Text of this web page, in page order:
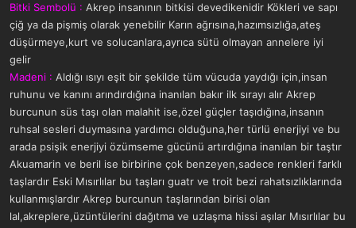
Bitki Sembolü : Akrep insanının bitkisi devedikenidir Kökleri ve sapı
çiğ ya da pişmiş olarak yenebilir Karın ağrısına,hazımsızlığa,ateş
düşürmeye,kurt ve solucanlara,ayrıca sütü olmayan annelere iyi
gelir
Madeni : Aldığı ısıyı eşit bir şekilde tüm vücuda yaydığı için,insan
ruhunu ve kanını arındırdığına inanılan bakır ilk sırayı alır Akrep
burcunun süs taşı olan malahit ise,özel güçler taşıdığına,insanın
ruhsal sesleri duymasına yardımcı olduğuna,her türlü enerjiyi ve bu
arada psişik enerjiyi özümseme gücünü artırdığına inanılan bir taştır
Akuamarin ve beril ise birbirine çok benzeyen,sadece renkleri farklı
taşlardır Eski Mısırlılar bu taşları guatr ve troit bezi rahatsızlıklarında
kullanmışlardır Akrep burcunun taşlarından birisi olan
lal,akreplere,üzüntülerini dağıtma ve uzlaşma hissi aşılar Mısırlılar bu